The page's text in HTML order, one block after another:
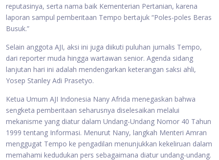
reputasinya, serta nama baik Kementerian Pertanian, karena
laporan sampul pemberitaan Tempo bertajuk “Poles-poles Beras
Busuk.”
Selain anggota AJI, aksi ini juga diikuti puluhan jurnalis Tempo,
dari reporter muda hingga wartawan senior. Agenda sidang
lanjutan hari ini adalah mendengarkan keterangan saksi ahli,
Yosep Stanley Adi Prasetyo.
Ketua Umum AJI Indonesia Nany Afrida menegaskan bahwa
sengketa pemberitaan seharusnya diselesaikan melalui
mekanisme yang diatur dalam Undang-Undang Nomor 40 Tahun
1999 tentang Informasi. Menurut Nany, langkah Menteri Amran
menggugat Tempo ke pengadilan menunjukkan kekeliruan dalam
memahami kedudukan pers sebagaimana diatur undang-undang.